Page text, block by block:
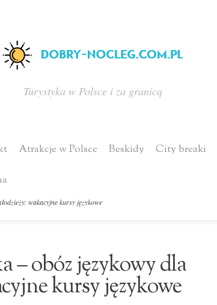
Turystyka w Polsce i za granicą
Atrakcje w Polsce Beskidy City breaki
wakacyjne kursy językowe
– obóz językowy dla
kursy językowe